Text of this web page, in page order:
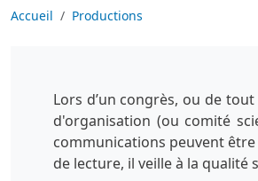
Accueil Productions
Lors d’un congrès, ou de
d'organisation (ou comité
communications peuvent
de lecture, il veille à la